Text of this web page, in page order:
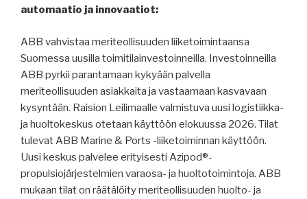
automaatio ja innovaatiot:
ABB vahvistaa meriteollisuuden liiketoimintaansa
Suomessa uusilla toimitilainvestoinneilla. Investoinneilla
ABB pyrkii parantamaan kykyään palvella
meriteollisuuden asiakkaita ja vastaamaan kasvavaan
kysyntään. Raision Leilimaalle valmistuva uusi logistiikka-
ja huoltokeskus otetaan käyttöön elokuussa 2026. Tilat
tulevat ABB Marine & Ports -liiketoiminnan käyttöön.
Uusi keskus palvelee erityisesti Azipod®-
propulsiojärjestelmien varaosa- ja huoltotoimintoja. ABB
mukaan tilat on räätälöity meriteollisuuden huolto- ja